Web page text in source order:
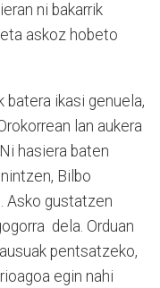
ni bakarrik
askoz hobeto
ikasi genuela,
lan aukera
hasiera baten
Bilbo
Asko gustatzen
dela. Orduan
pentsatzeko,
egin nahi